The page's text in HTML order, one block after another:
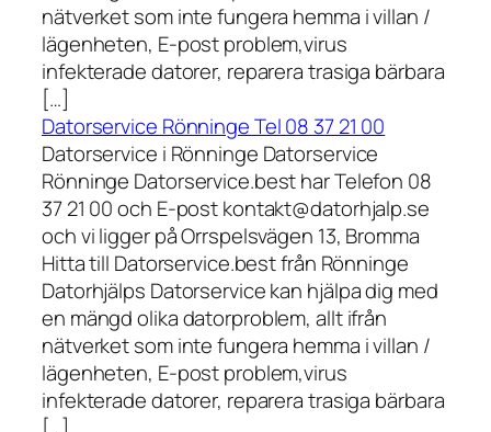
nätverket som inte fungera hemma i villan /
lägenheten, E-post problem,virus
infekterade datorer, reparera trasiga bärbara
[…]
Datorservice Rönninge Tel 08 37 21 00
Datorservice i Rönninge Datorservice
Rönninge Datorservice.best har Telefon 08
37 21 00 och E-post kontakt@datorhjalp.se
och vi ligger på Orrspelsvägen 13, Bromma
Hitta till Datorservice.best från Rönninge
Datorhjälps Datorservice kan hjälpa dig med
en mängd olika datorproblem, allt ifrån
nätverket som inte fungera hemma i villan /
lägenheten, E-post problem,virus
infekterade datorer, reparera trasiga bärbara